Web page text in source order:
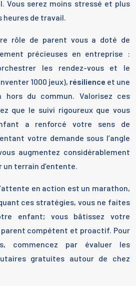
Vous serez moins stressé et plus
heures de travail.
rôle de parent vous a doté de
précieuses en entreprise :
les rendez-vous et le
1000 jeux), résilience et une
hors du commun. Valorisez ces
que le suivi rigoureux que vous
a renforcé votre sens de
votre demande sous l’angle
augmentez considérablement
terrain d’entente.
en action est un marathon,
ces stratégies, vous ne faites
enfant; vous bâtissez votre
compétent et proactif. Pour
commencez par évaluer les
gratuites autour de chez